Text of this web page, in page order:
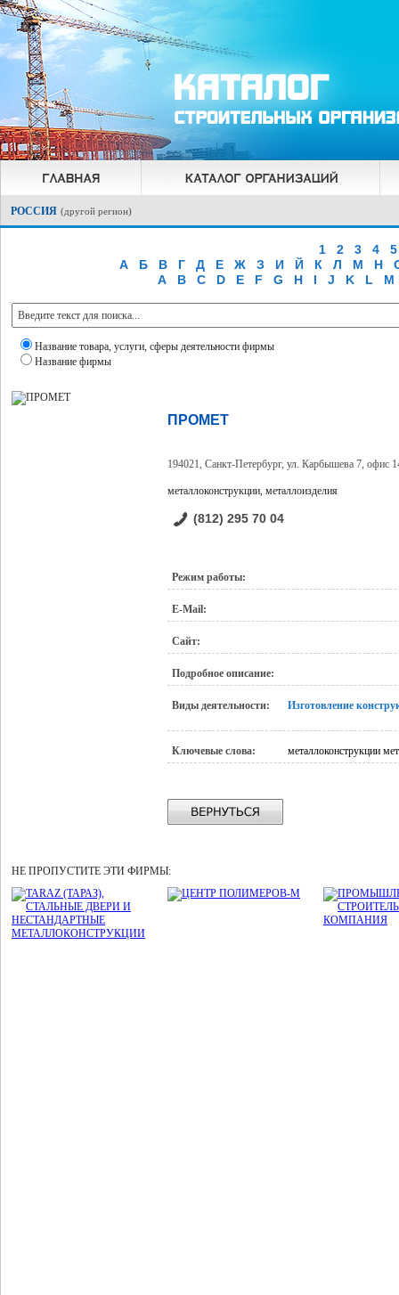
РОССИЯ (другой регион)
1 2 3 4
5
А
Б В Г Д Е Ж З И Й К Л М Н
A
B C D E F G H I J K L M
Название товара, услуги, сферы деятельности фирмы
Название фирмы
ПРОМЕТ
194021, Санкт-Петербург, ул. Карбышева 7, офис
металлоконструкции, металлоизделия
(812) 295 70 04
Режим работы:
E-Mail:
Сайт:
Подробное описание:
Виды деятельности: Изготовление
Ключевые слова: металлоконструкции
НЕ ПРОПУСТИТЕ ЭТИ ФИРМЫ: